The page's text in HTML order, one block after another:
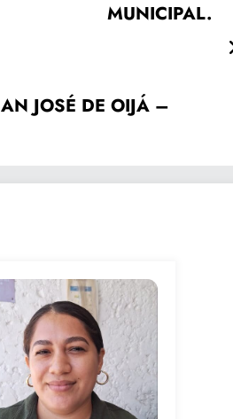
MUNICIPAL.